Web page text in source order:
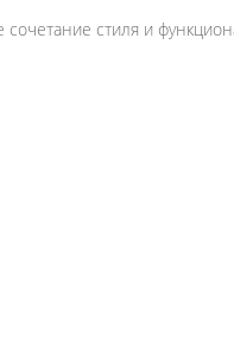
сочетание стиля и